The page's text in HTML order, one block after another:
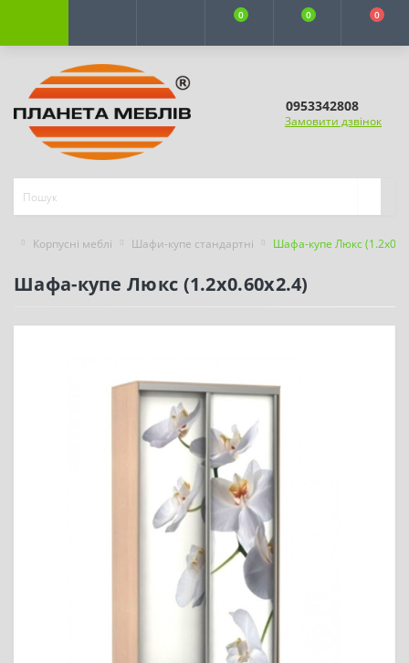
0 0 0
0953342808
Замовити дзвінок
Корпусні меблі Шафи-купе стандартні Шафа-купе Люкс
Шафа-купе Люкс (1.2х0.60х2.4)